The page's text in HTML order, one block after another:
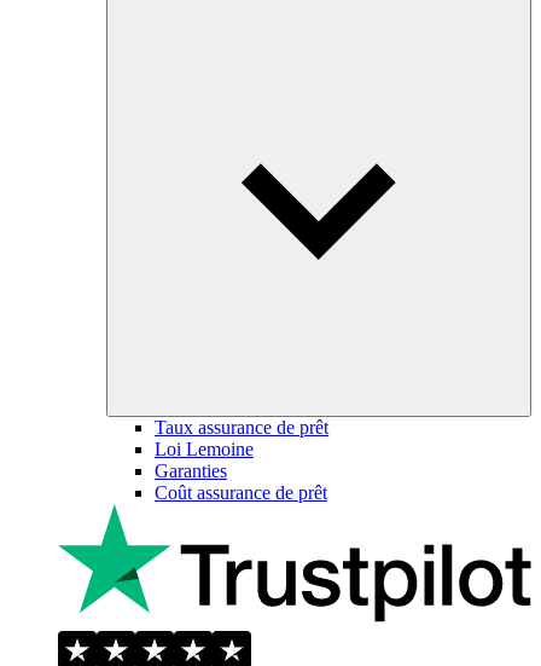
Taux assurance de prêt
Loi Lemoine
Garanties
Coût assurance de prêt